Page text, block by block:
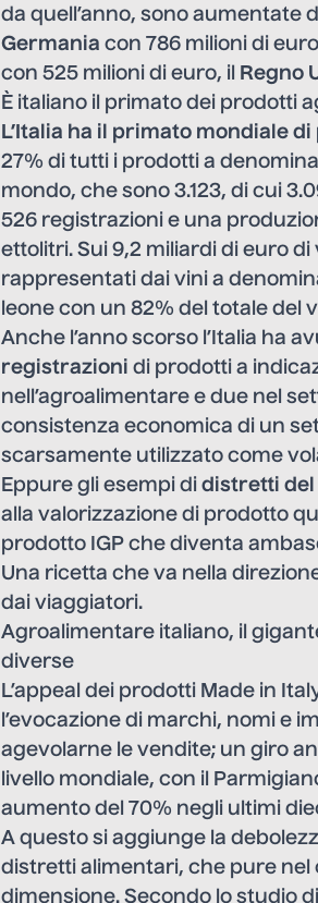
da quell’anno, sono aumentate
Germania con 786 milioni di
con 525 milioni di euro, il
Regno
È italiano il primato dei prodotti
L’Italia ha il primato mondiale
27% di tutti i prodotti a
mondo, che sono 3.123, di cui
526 registrazioni e una
ettolitri. Sui 9,2 miliardi di euro
rappresentati dai vini a
leone con un 82% del totale del
Anche l’anno scorso l’Italia ha
registrazioni di prodotti a
nell’agroalimentare e due nel
consistenza economica di un
scarsamente utilizzato come
Eppure gli esempi di distretti del
alla valorizzazione di prodotto
prodotto IGP che diventa
Una ricetta che va nella
dai viaggiatori.
Agroalimentare italiano, il
diverse
L’appeal dei prodotti Made in
l’evocazione di marchi, nomi e
agevolarne le vendite; un giro
livello mondiale, con il
aumento del 70% negli ultimi
A questo si aggiunge la
distretti alimentari, che pure nel
dimensione. Secondo lo studio